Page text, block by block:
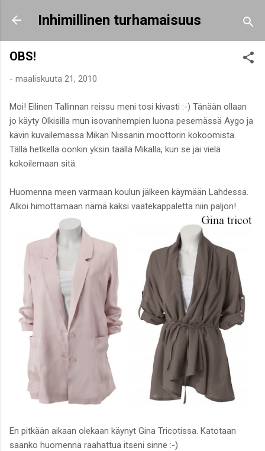
Siirry pääsisältöön
Inhimillinen turhamaisuus
OBS!
- maaliskuuta 21, 2010
Moi! Eilinen Tallinnan reissu meni tosi kivasti :-) Tänään ollaan
jo käyty Olkisilla mun isovanhempien luona pesemässä Aygo ja
kävin kuvailemassa Mikan Nissanin moottorin kokoomista.
Tällä hetkellä oonkin yksin täällä Mikalla, kun se jäi vielä
kokoilemaan sitä.
Huomenna meen varmaan koulun jälkeen käymään Lahdessa.
Alkoi himottamaan nämä kaksi vaatekappaletta niin paljon!
En pitkään aikaan olekaan käynyt Gina Tricotissa. Katotaan
saanko huomenna raahattua itseni sinne :-)